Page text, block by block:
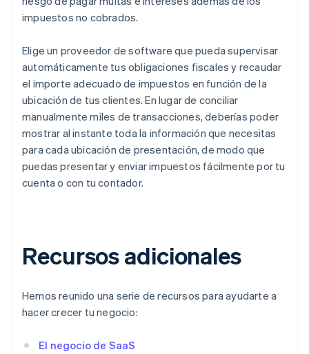
impuestos no cobrados.
Elige un proveedor de software que pueda supervisar
automáticamente tus obligaciones fiscales y recaudar
el importe adecuado de impuestos en función de la
ubicación de tus clientes. En lugar de conciliar
manualmente miles de transacciones, deberías poder
mostrar al instante toda la información que necesitas
para cada ubicación de presentación, de modo que
puedas presentar y enviar impuestos fácilmente por tu
cuenta o con tu contador.
Recursos adicionales
Hemos reunido una serie de recursos para ayudarte a
hacer crecer tu negocio:
El negocio de SaaS